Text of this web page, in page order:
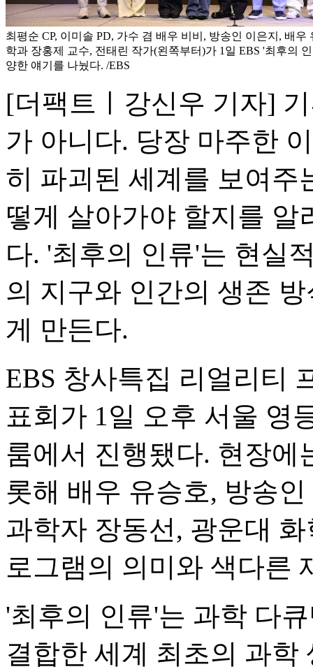
최평순 CP, 이미솔 PD, 가수 겸 배우 비비, 방송인 이은지, 배
학과 장홍제 교수, 전태린 작가(왼쪽부터)가 1일 EBS '최후의
양한 얘기를 나눴다. /EBS
[더팩트ㅣ강신우 기자]
가 아니다. 당장 마주한
히 파괴된 세계를 보여주
떻게 살아가야 할지를 알
다. '최후의 인류'는 현실
의 지구와 인간의 생존
게 만든다.
EBS 창사특집 리얼리티
표회가 1일 오후 서울 영
룸에서 진행됐다. 현장에
롯해 배우 유승호, 방송
과학자 장동선, 광운대
로그램의 의미와 색다른
'최후의 인류'는 과학 다
결합한 세계 최초의 과